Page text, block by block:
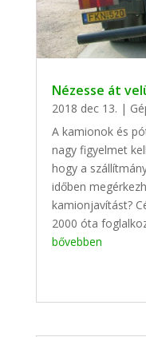
Nézesse át
2018 dec 13. |
A kamionok és
nagy figyelmet
hogy a
időben
kamionjavítást?
2000 óta
bővebben